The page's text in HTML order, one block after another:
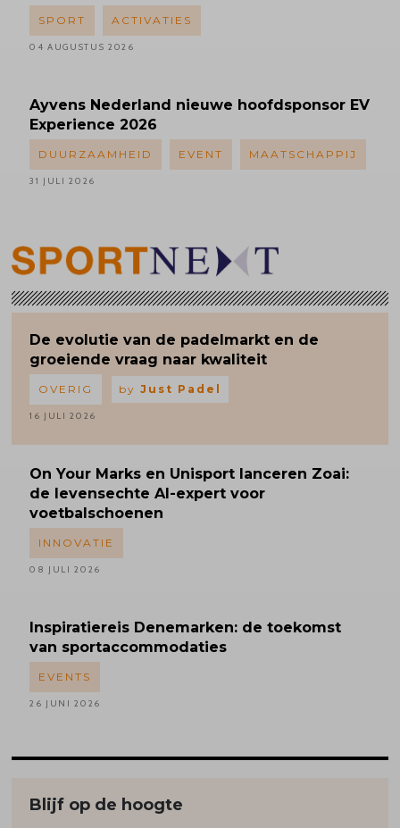
SPORT ACTIVATIES
04 AUGUSTUS 2026
Ayvens Nederland nieuwe hoofdsponsor EV
Experience 2026
DUURZAAMHEID EVENT MAATSCHAPPIJ
31 JULI 2026
De evolutie van de padelmarkt en de
groeiende vraag naar kwaliteit
OVERIG by Just Padel
16 JULI 2026
On Your Marks en Unisport lanceren Zoai:
de levensechte AI-expert voor
voetbalschoenen
INNOVATIE
08 JULI 2026
Inspiratiereis Denemarken: de toekomst
van sportaccommodaties
EVENTS
26 JUNI 2026
Blijf op de hoogte